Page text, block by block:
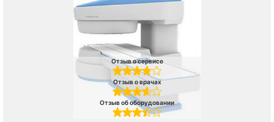
Отзыв о сервисе
Отзыв о врачах
Отзыв об оборудовании